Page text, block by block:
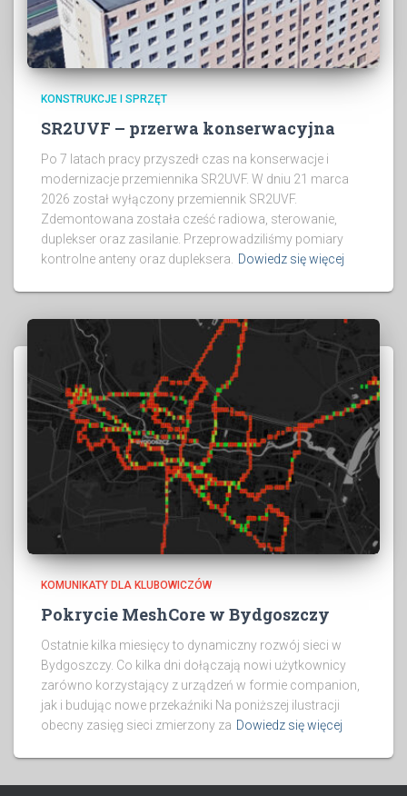
KONSTRUKCJE I SPRZĘT
SR2UVF – przerwa konserwacyjna
Po 7 latach pracy przyszedł czas na konserwacje i
modernizacje przemiennika SR2UVF. W dniu 21 marca
2026 został wyłączony przemiennik SR2UVF.
Zdemontowana została cześć radiowa, sterowanie,
duplekser oraz zasilanie. Przeprowadziliśmy pomiary
kontrolne anteny oraz dupleksera. Dowiedz się więcej
KOMUNIKATY DLA KLUBOWICZÓW
Pokrycie MeshCore w Bydgoszczy
Ostatnie kilka miesięcy to dynamiczny rozwój sieci w
Bydgoszczy. Co kilka dni dołączają nowi użytkownicy
zarówno korzystający z urządzeń w formie companion,
jak i budując nowe przekaźniki Na poniższej ilustracji
obecny zasięg sieci zmierzony za Dowiedz się więcej